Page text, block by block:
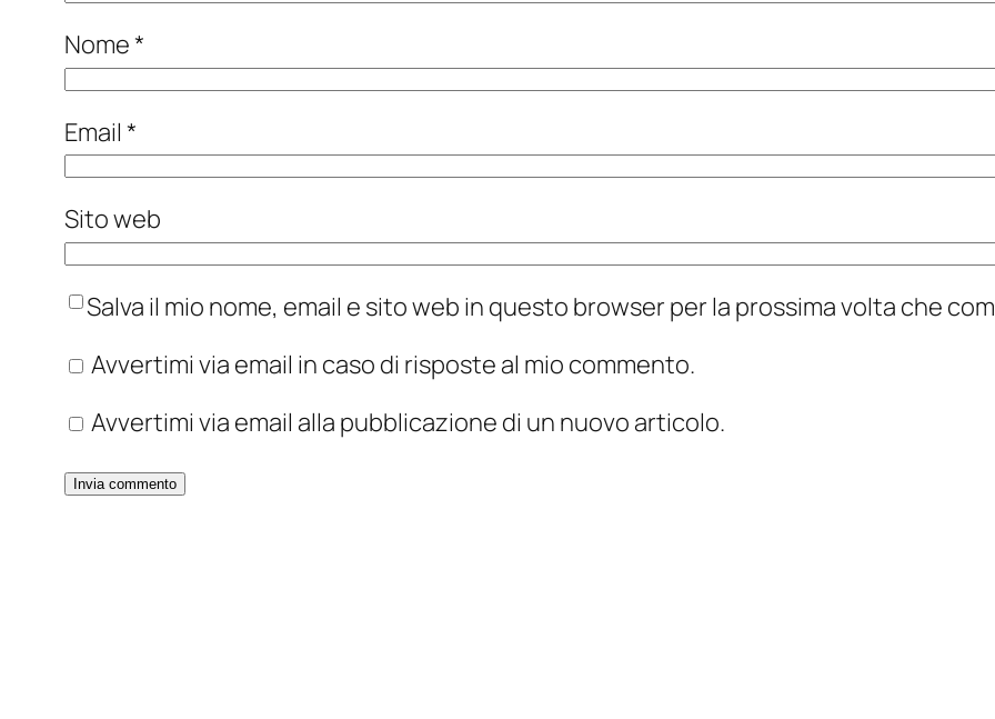
Nome*
Email *
Sito web
Salva il mio nome, email e sito web in questo browser per la prossima volta che
Avvertimi via email in caso di risposte al mio commento.
Avvertimi via email alla pubblicazione di un nuovo articolo.